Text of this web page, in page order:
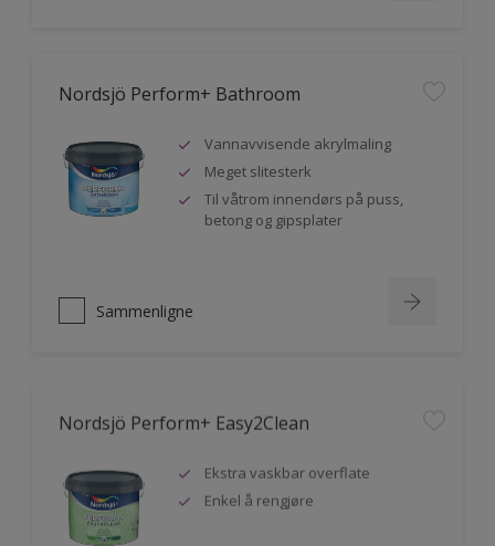
Nordsjö Perform+ Bathroom
Vannavvisende akrylmaling
Meget slitesterk
Til våtrom innendørs på puss,
betong og gipsplater
Sammenligne
Nordsjö Perform+ Easy2Clean
Ekstra vaskbar overflate
Enkel å rengjøre